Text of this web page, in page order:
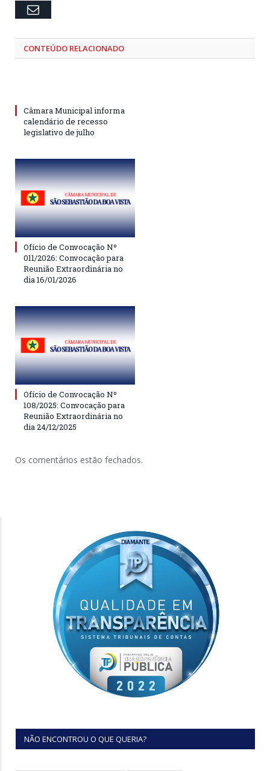
Email
CONTEÚDO RELACIONADO
Câmara Municipal informa
calendário de recesso
legislativo de julho
Ofício de Convocação Nº
011/2026: Convocação para
Reunião Extraordinária no
dia 16/01/2026
Ofício de Convocação Nº
108/2025: Convocação para
Reunião Extraordinária no
dia 24/12/2025
Os comentários estão fechados.
NÃO ENCONTROU O QUE QUERIA?